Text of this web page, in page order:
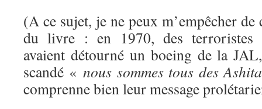
(A ce sujet, je ne peux m’empêcher de
du livre : en 1970, des terroristes
avaient détourné un boeing de la
scandé «nous sommes tous des
comprenne bien leur message